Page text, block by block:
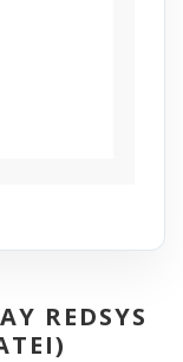
REDSYS